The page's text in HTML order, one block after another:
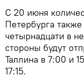
С 20 июня
Петербурга
четырнадцати в
стороны будут
Таллина в 7:00 и
17:15.